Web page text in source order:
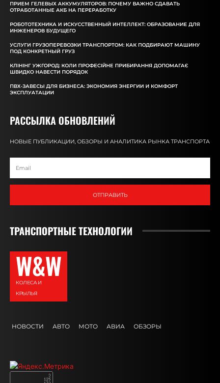
ПРИЕМ ГЕЛЕВЫХ АККУМУЛЯТОРОВ: ПОЧЕМУ ВАЖНО СДАВАТЬ
ОТРАБОТАННЫЕ АКБ НА ПЕРЕРАБОТКУ
РОБОТОТЕХНИКА И ИСКУССТВЕННЫЙ ИНТЕЛЛЕКТ: ОБРАЗОВАНИЕ ДЛЯ
ИНЖЕНЕРОВ БУДУЩЕГО
УСЛУГИ ГРУЗОПЕРЕВОЗКИ ТРАНСПОРТОМ: КАК ПОДБИРАЮТ МАШИНУ
ПОД КОНКРЕТНЫЙ ГРУЗ
КЛІНІНГ УЖГОРОД: КОЛИ ПРОФЕСІЙНЕ ПРИБИРАННЯ ДОПОМАГАЄ
ШВИДКО НАВЕСТИ ПОРЯДОК
ПВХ-ЗАВЕСЫ ДЛЯ БИЗНЕСА: ЭКОНОМИЯ ЭНЕРГИИ И КОМФОРТ
ЭКСПЛУАТАЦИИ
РАССЫЛКА ОБНОВЛЕНИЙ
НОВЫЕ ПУБЛИКАЦИИ, ОБЗОРЫ И АНАЛИТИКА РЫНКА ТРАНСПОРТА
ОТПРАВИТЬ
ТРАНСПОРТНЫЕ ТЕХНОЛОГИИ
W&W
КОЛЕСА И
КРЫЛЬЯ
НОВОСТИ АВТО МОТО АВИА ОБЗОРЫ